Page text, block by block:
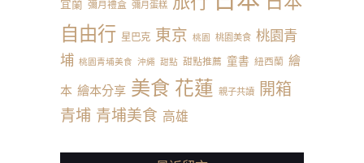
宜蘭 彌月禮盒 彌月蛋糕
自由行 星巴克 東京 桃園 桃園美食 桃園青
埔 桃園青埔美食 沖繩 甜點 甜點推薦 童書 紐西蘭 繪
本 繪本分享 美食 花蓮 親子共讀 開箱
青埔 青埔美食 高雄